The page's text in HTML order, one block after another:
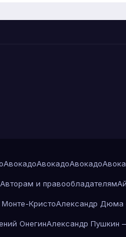
АвокадоАвокадоАвокадо
Авторам и правообладателям
КристоАлександр Дюма
ОнегинАлександр Пушкин